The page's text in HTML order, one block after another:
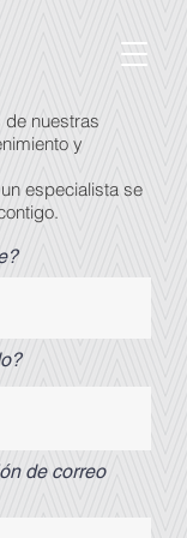
nuestras
y
especialista se
de correo